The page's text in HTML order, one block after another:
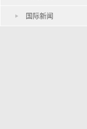
国际新闻